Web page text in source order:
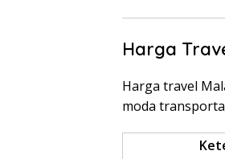
Harga
Harga travel
moda